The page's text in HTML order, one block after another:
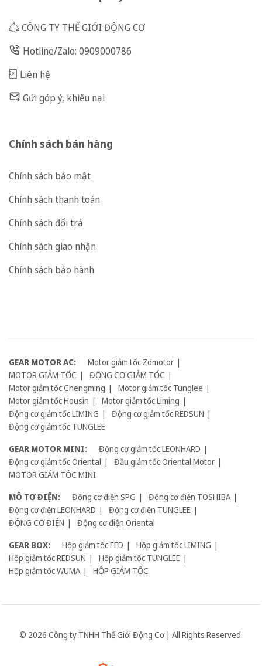
CÔNG TY THẾ GIỚI ĐỘNG CƠ
Hotline/Zalo: 0909000786
Liên hệ
Gửi góp ý, khiếu nại
Chính sách bán hàng
Chính sách bảo mật
Chính sách thanh toán
Chính sách đổi trả
Chính sách giao nhận
Chính sách bảo hành
GEAR MOTOR AC:
Motor giảm tốc Zdmotor
MOTOR GIẢM TỐC
ĐỘNG CƠ GIẢM TỐC
Motor giảm tốc Chengming
Motor giảm tốc Tunglee
Motor giảm tốc Housin
Motor giảm tốc Liming
Động cơ giảm tốc LIMING
Động cơ giảm tốc REDSUN
Động cơ giảm tốc TUNGLEE
GEAR MOTOR MINI:
Động cơ giảm tốc LEONHARD
Động cơ giảm tốc Oriental
Đầu giảm tốc Oriental Motor
MOTOR GIẢM TỐC MINI
MÔ TƠ ĐIỆN:
Động cơ điện SPG
Động cơ điện TOSHIBA
Động cơ điện LEONHARD
Động cơ điện TUNGLEE
ĐỘNG CƠ ĐIỆN
Động cơ điện Oriental
GEAR BOX:
Hộp giảm tốc EED
Hộp giảm tốc LIMING
Hộp giảm tốc REDSUN
Hộp giảm tốc TUNGLEE
Hộp giảm tốc WUMA
HỘP GIẢM TỐC
© 2026 Công ty TNHH Thế Giới Động Cơ | All Rights Reserved.